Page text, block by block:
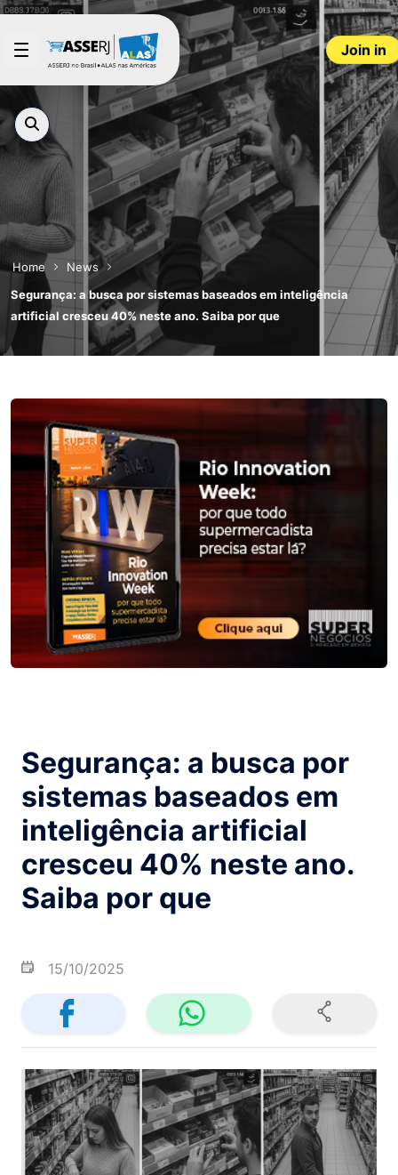
Skip to Main Content
Join in
Home
News
Segurança: a busca por sistemas baseados em inteligência
artificial cresceu 40% neste ano. Saiba por que
Segurança: a busca por
sistemas baseados em
inteligência artificial
cresceu 40% neste ano.
Saiba por que
15/10/2025